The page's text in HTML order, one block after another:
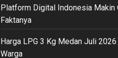
Platform Digital Indonesia Makin
Faktanya
Harga LPG 3 Kg Medan Juli
Warga